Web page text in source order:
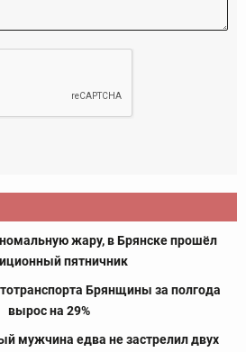
жару, в Брянске прошёл
пятничник
Брянщины за полгода
вырос на 29%
мужчина едва не застрелил двух